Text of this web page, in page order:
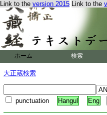
Link to the version 2015 Link to the
ホーム 検索
大正蔵検索
punctuation Hangul Eng